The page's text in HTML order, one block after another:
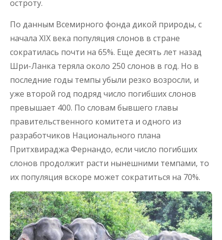
остроту.
По данным Всемирного фонда дикой природы, с
начала XIX века популяция слонов в стране
сократилась почти на 65%. Еще десять лет назад
Шри-Ланка теряла около 250 слонов в год. Но в
последние годы темпы убыли резко возросли, и
уже второй год подряд число погибших слонов
превышает 400. По словам бывшего главы
правительственного комитета и одного из
разработчиков Национального плана
Притхвираджа Фернандо, если число погибших
слонов продолжит расти нынешними темпами, то
их популяция вскоре может сократиться на 70%.